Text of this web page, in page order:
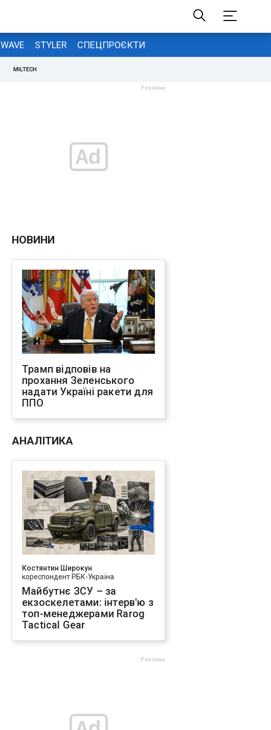
WAVE STYLER СПЕЦПРОЄКТИ
MILTECH
НОВИНИ
Трамп відповів на
прохання Зеленського
надати Україні ракети для
ППО
АНАЛІТИКА
Костянтин Широкун
кореспондент РБК-Україна
Майбутнє ЗСУ – за
екзоскелетами: інтерв'ю з
топ-менеджерами Rarog
Tactical Gear